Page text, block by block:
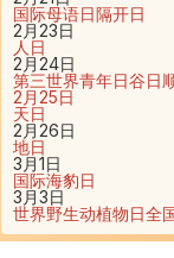
国际母语日隔开日
2月23日
人日
2月24日
第三世界青年日谷日
2月25日
天日
2月26日
地日
3月1日
国际海豹日
3月3日
世界野生动植物日全